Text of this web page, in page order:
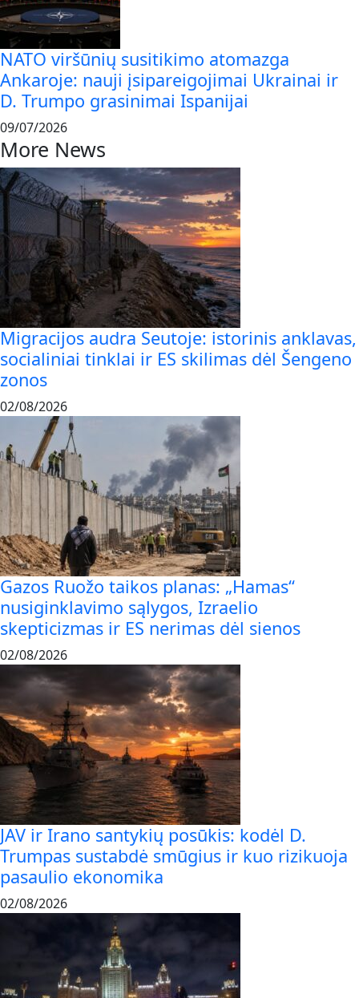
NATO viršūnių susitikimo atomazga
Ankaroje: nauji įsipareigojimai Ukrainai ir
D. Trumpo grasinimai Ispanijai
09/07/2026
More News
Migracijos audra Seutoje: istorinis anklavas,
socialiniai tinklai ir ES skilimas dėl Šengeno
zonos
02/08/2026
Gazos Ruožo taikos planas: „Hamas“
nusiginklavimo sąlygos, Izraelio
skepticizmas ir ES nerimas dėl sienos
02/08/2026
JAV ir Irano santykių posūkis: kodėl D.
Trumpas sustabdė smūgius ir kuo rizikuoja
pasaulio ekonomika
02/08/2026